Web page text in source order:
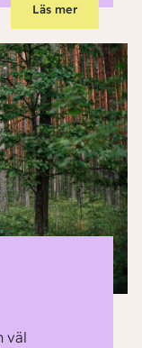
Läs mer
väl